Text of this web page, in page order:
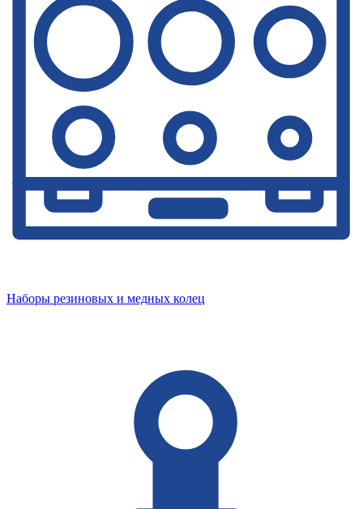
Наборы резиновых и медных колец